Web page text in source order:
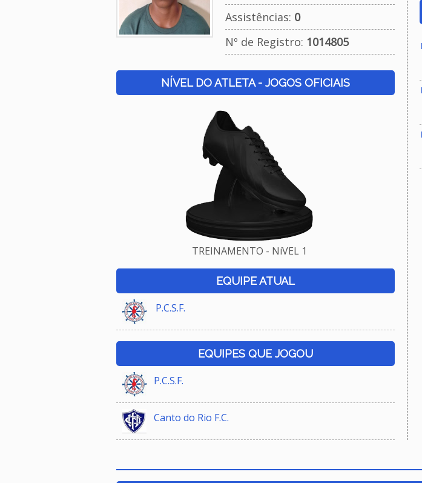
Assistências: 0
Nº de Registro: 1014805
NÍVEL DO ATLETA - JOGOS OFICIAIS
TREINAMENTO - NíVEL 1
EQUIPE ATUAL
P.C.S.F.
EQUIPES QUE JOGOU
P.C.S.F.
Canto do Rio F.C.